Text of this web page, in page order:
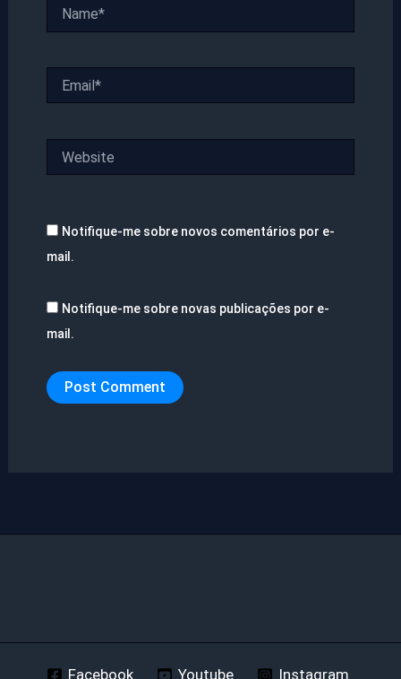
Notifique-me sobre novos comentários por e-
mail.
Notifique-me sobre novas publicações por e-
mail.
Facebook Youtube Instagram